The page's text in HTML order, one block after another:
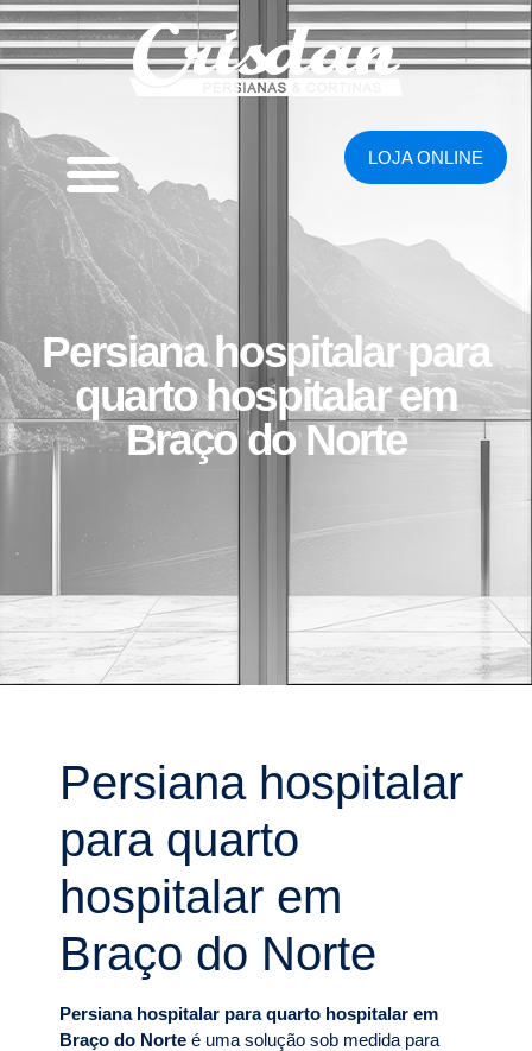
LOJA ONLINE
Persiana hospitalar para
quarto hospitalar em
Braço do Norte
Persiana hospitalar
para quarto
hospitalar em
Braço do Norte
Persiana hospitalar para quarto hospitalar em
Braço do Norte é uma solução sob medida para